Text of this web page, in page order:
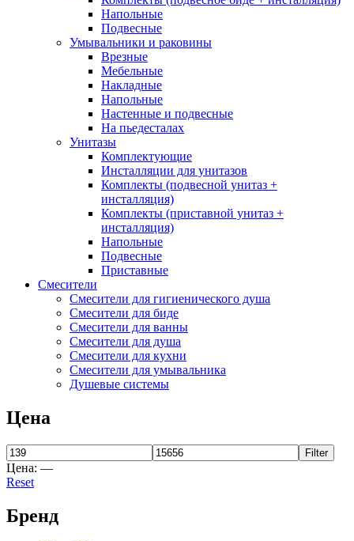
Напольные
Подвесные
Умывальники и раковины
Врезные
Мебельные
Накладные
Напольные
Настенные и подвесные
На пьедесталах
Унитазы
Комплектующие
Инсталляции для унитазов
Комплекты (подвесной унитаз +
инсталляция)
Комплекты (приставной унитаз +
инсталляция)
Напольные
Подвесные
Приставные
Смесители
Смесители для гигиенического душа
Смесители для биде
Смесители для ванны
Смесители для душа
Смесители для кухни
Смесители для умывальника
Душевые системы
Цена
Filter
Цена: —
Reset
Бренд